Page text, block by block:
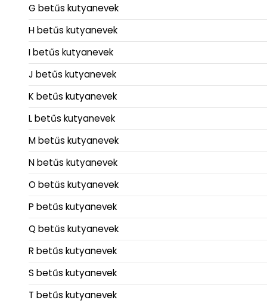
G betűs kutyanevek
H betűs kutyanevek
I betűs kutyanevek
J betűs kutyanevek
K betűs kutyanevek
L betűs kutyanevek
M betűs kutyanevek
N betűs kutyanevek
O betűs kutyanevek
P betűs kutyanevek
Q betűs kutyanevek
R betűs kutyanevek
S betűs kutyanevek
T betűs kutyanevek